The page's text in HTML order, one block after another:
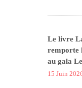
Le livre
remporte
au gala
15 Juin